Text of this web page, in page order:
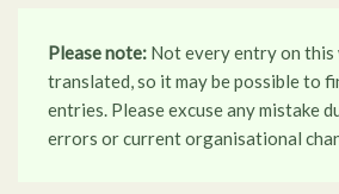
Please note: Not every entry on this
translated, so it may be possible to
entries. Please excuse any mistake
errors or current organisational